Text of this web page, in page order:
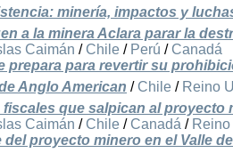
minería, impactos y
a la minera Aclara parar la
Caimán / Chile / Perú / Canadá
prepara para revertir su
Anglo American / Chile / Reino
que salpican al proyecto
Caimán / Chile / Canadá /
proyecto minero en el Valle